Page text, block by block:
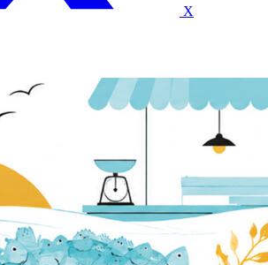
X